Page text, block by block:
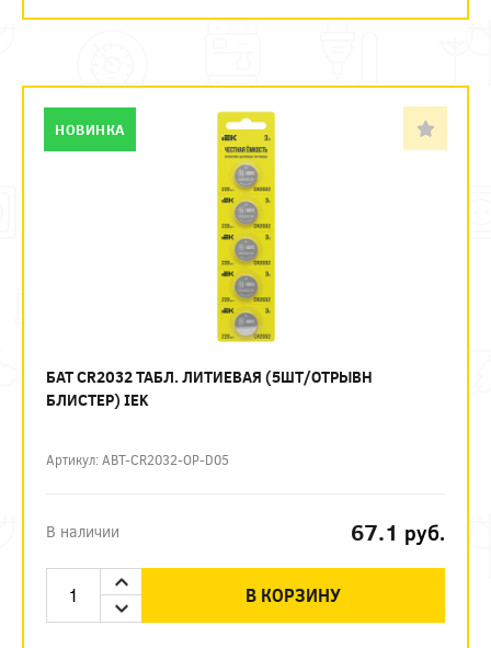
БАТ CR2032 ТАБЛ. ЛИТИЕВАЯ (5ШТ/ОТРЫВН
БЛИСТЕР) IEK
Артикул: ABT-CR2032-OP-D05
В наличии 67.1 руб.
В КОРЗИНУ
НОВИНКА